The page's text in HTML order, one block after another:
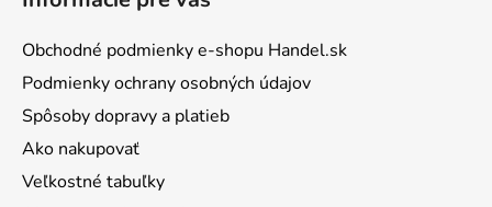
Obchodné podmienky e-shopu Handel.sk
Podmienky ochrany osobných údajov
Spôsoby dopravy a platieb
Ako nakupovať
Veľkostné tabuľky